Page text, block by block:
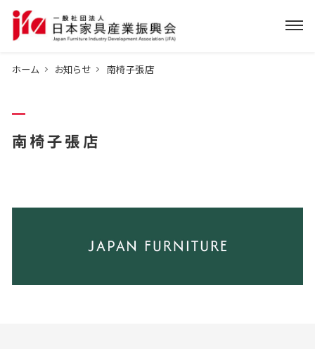
ホーム お知らせ 南椅子張店
南椅子張店